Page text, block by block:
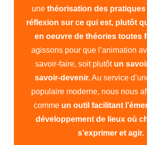
une théorisation des
réflexion sur ce qui est, plutôt
en oeuvre de théories toutes
agissons pour que l’animation
savoir-faire, soit plutôt un
savoir-devenir.Au service
populaire moderne, nous nous
comme un outil facilitant
développement de lieux où
s’exprimer et agir.